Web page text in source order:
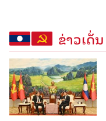
ຂ່າວເດັ່ນ